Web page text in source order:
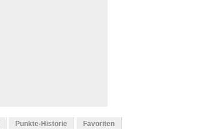
Punkte-Historie Favoriten